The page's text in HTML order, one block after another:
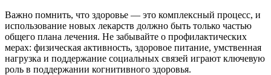
Важно помнить, что здоровье — это комплексный процесс, и
использование новых лекарств должно быть только частью
общего плана лечения. Не забывайте о профилактических
мерах: физическая активность, здоровое питание, умственная
нагрузка и поддержание социальных связей играют ключевую
роль в поддержании когнитивного здоровья.